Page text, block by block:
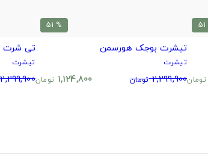
تومان
% 51
تیشرت بوجک هورسمن
تیشرت
2,299,900 تومان 1,124,800 تومان
تی شرت
تیشرت
2,299,900